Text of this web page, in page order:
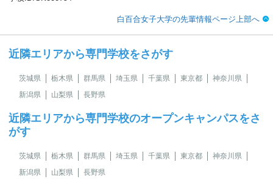
白百合女子大学の先輩情報ページ上部へ
近隣エリアから専門学校をさがす
茨城県 栃木県 群馬県 埼玉県 千葉県 東京都
神奈川県
新潟県
山梨県 長野県
近隣エリアから専門学校のオープンキャンパスをさ
がす
茨城県 栃木県 群馬県 埼玉県 千葉県 東京都
神奈川県
新潟県
山梨県 長野県